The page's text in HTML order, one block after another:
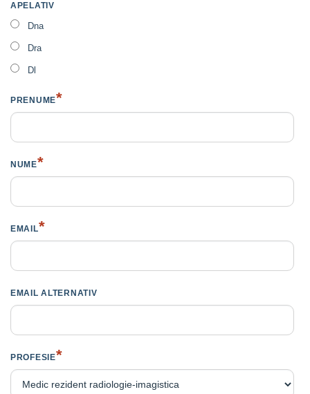
APELATIV
Dna
Dra
Dl
PRENUME*
NUME*
EMAIL*
EMAIL ALTERNATIV
PROFESIE*